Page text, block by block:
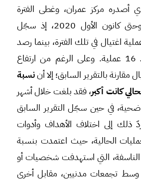
أصدره مركز عمران، وغطى الفترة
الممتدة من تموز وحتى كانون الأول 2020، إذ سجّل
السابق 14 عملية اغتيال في تلك الفترة، بينما رصد
التقرير الحالي تنفيذ 16 عملية. وعلى الرغم من ارتفاع
مقارنة بالتقرير السابق؛ إلا أننسبة
كانت أكبر، فقد بلغت خلال أشهر
الرصد الحالي 140 ضحية، في حين سجّل التقرير السابق
ذلك إلى اختلاف الأهداف وأدوات
الحالية، حيث اعتمدت بنسبة
الناسفة، التي استهدفت شخصيات أو
تجمعات مدنيين، مقابل أخرى